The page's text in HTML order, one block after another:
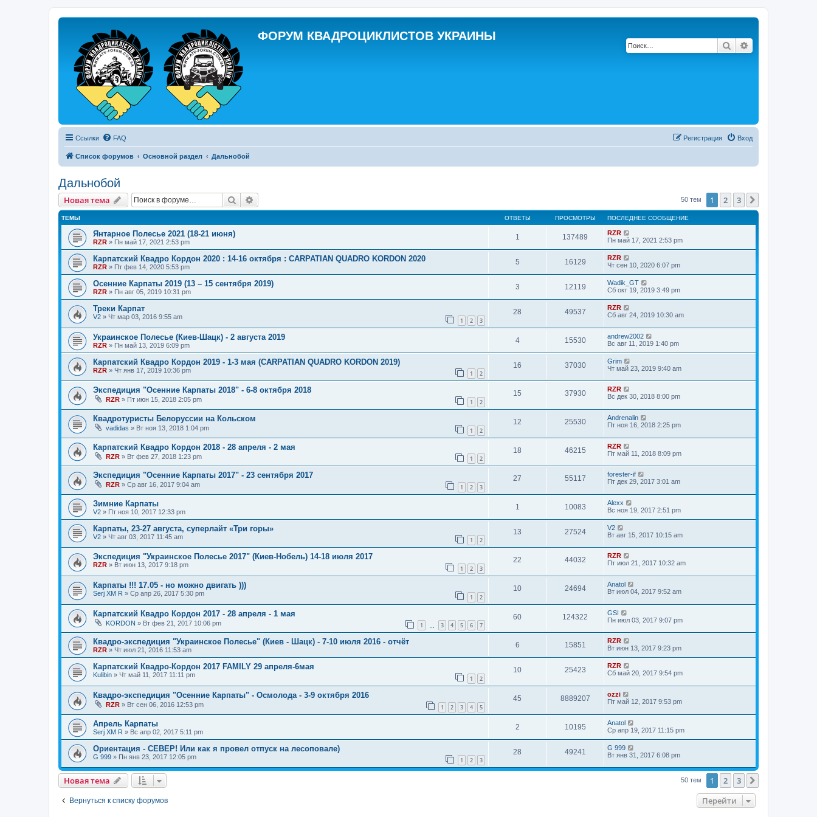
ФОРУМ КВАДРОЦИКЛИСТОВ УКРАИНЫ
Поиск
Ссылки FAQ Вход
Регистрация
Список форумов Основной раздел Дальнобой
Дальнобой
Новая тема Поиск 50 тем 1 2 3
ТЕМЫ ОТВЕТЫ ПРОСМОТРЫ ПОСЛЕДНЕЕ СООБЩЕНИЕ
Янтарное Полесье 2021 (18-21 июня)
RZR » Пн май 17, 2021 2:53 pm
1 137489
RZR
Пн май 17, 2021 2:53 pm
Карпатский Квадро Кордон 2020 : 14-16 октября : CARPATIAN QUADRO KORDON 2020
RZR » Пт фев 14, 2020 5:53 pm
5 16129
RZR
Чт сен 10, 2020 6:07 pm
Осенние Карпаты 2019 (13 – 15 сентября 2019)
RZR » Пн авг 05, 2019 10:31 pm
3 12119
Wadik_GT
Сб окт 19, 2019 3:49 pm
Треки Карпат
V2 » Чт мар 03, 2016 9:55 am 1 2 3
28 49537
RZR
Сб авг 24, 2019 10:30 am
Украинское Полесье (Киев-Шацк) - 2 августа 2019
RZR » Пн май 13, 2019 6:09 pm
4 15530
andrew2002
Вс авг 11, 2019 1:40 pm
Карпатский Квадро Кордон 2019 - 1-3 мая (CARPATIAN QUADRO KORDON 2019)
RZR » Чт янв 17, 2019 10:36 pm 1 2
16 37030
Grim
Чт май 23, 2019 9:40 am
Экспедиция "Осенние Карпаты 2018" - 6-8 октября 2018
RZR » Пт июн 15, 2018 2:05 pm 1 2
15 37930
RZR
Вс дек 30, 2018 8:00 pm
Квадротуристы Белоруссии на Кольском
vadidas » Вт ноя 13, 2018 1:04 pm 1 2
12 25530
Andrenalin
Пт ноя 16, 2018 2:25 pm
Карпатский Квадро Кордон 2018 - 28 апреля - 2 мая
RZR » Вт фев 27, 2018 1:23 pm 1 2
18 46215
RZR
Пт май 11, 2018 8:09 pm
Экспедиция "Осенние Карпаты 2017" - 23 сентября 2017
RZR » Ср авг 16, 2017 9:04 am 1 2 3
27 55117
forester-if
Пт дек 29, 2017 3:01 am
Зимние Карпаты
V2 » Пт ноя 10, 2017 12:33 pm
1 10083
Alexx
Вс ноя 19, 2017 2:51 pm
Карпаты, 23-27 августа, суперлайт «Три горы»
V2 » Чт авг 03, 2017 11:45 am 1 2
13 27524
V2
Вт авг 15, 2017 10:15 am
Экспедиция "Украинское Полесье 2017" (Киев-Нобель) 14-18 июля 2017
RZR » Вт июн 13, 2017 9:18 pm 1 2 3
22 44032
RZR
Пт июл 21, 2017 10:32 am
Карпаты !!! 17.05 - но можно двигать )))
Serj XM R » Ср апр 26, 2017 5:30 pm 1 2
10 24694
Anatol
Вт июл 04, 2017 9:52 am
Карпатский Квадро Кордон 2017 - 28 апреля - 1 мая
KORDON » Вт фев 21, 2017 10:06 pm 1 3 4 5 6 7
60 124322
GSI
Пн июл 03, 2017 9:07 pm
Квадро-экспедиция "Украинское Полесье" (Киев - Шацк) - 7-10 июля 2016 - отчёт
RZR » Чт июл 21, 2016 11:53 am
6 15851
RZR
Вт июн 13, 2017 9:23 pm
Карпатский Квадро-Кордон 2017 FAMILY 29 апреля-6мая
Kulibin » Чт май 11, 2017 11:11 pm 1 2
10 25423
RZR
Сб май 20, 2017 9:54 pm
Квадро-экспедиция "Осенние Карпаты" - Осмолода - 3-9 октября 2016
RZR » Вт сен 06, 2016 12:53 pm 1 2 3 4 5
45 8889207
ozzi
Пт май 12, 2017 9:53 pm
Апрель Карпаты
Serj XM R » Вс апр 02, 2017 5:11 pm
2 10195
Anatol
Ср апр 19, 2017 11:15 pm
Ориентация - СЕВЕР! Или как я провел отпуск на лесоповале)
G 999 » Пн янв 23, 2017 12:05 pm 1 2 3
28 49241
G 999
Вт янв 31, 2017 6:08 pm
Новая тема 50 тем 1 2 3
Вернуться к списку форумов Перейти